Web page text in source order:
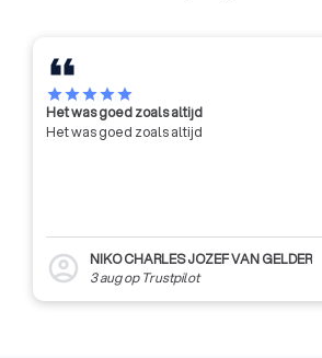
starstarstarstarstar
Het was goed zoals altijd
Het was goed zoals altijd
account_circle
NIKO CHARLES JOZEF VAN GELDER
3 augop Trustpilot